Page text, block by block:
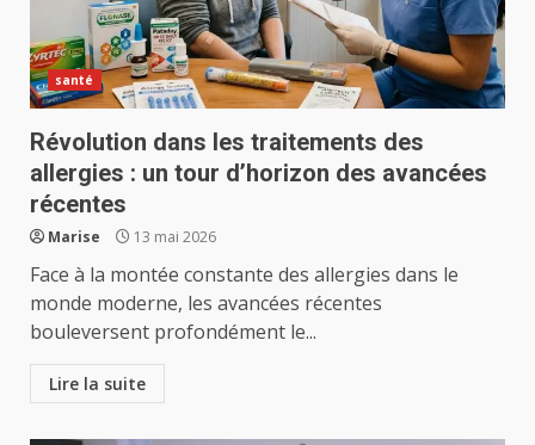
santé
Révolution dans les traitements des
allergies : un tour d’horizon des avancées
récentes
Marise 13 mai 2026
Face à la montée constante des allergies dans le
monde moderne, les avancées récentes
bouleversent profondément le...
Lire la suite